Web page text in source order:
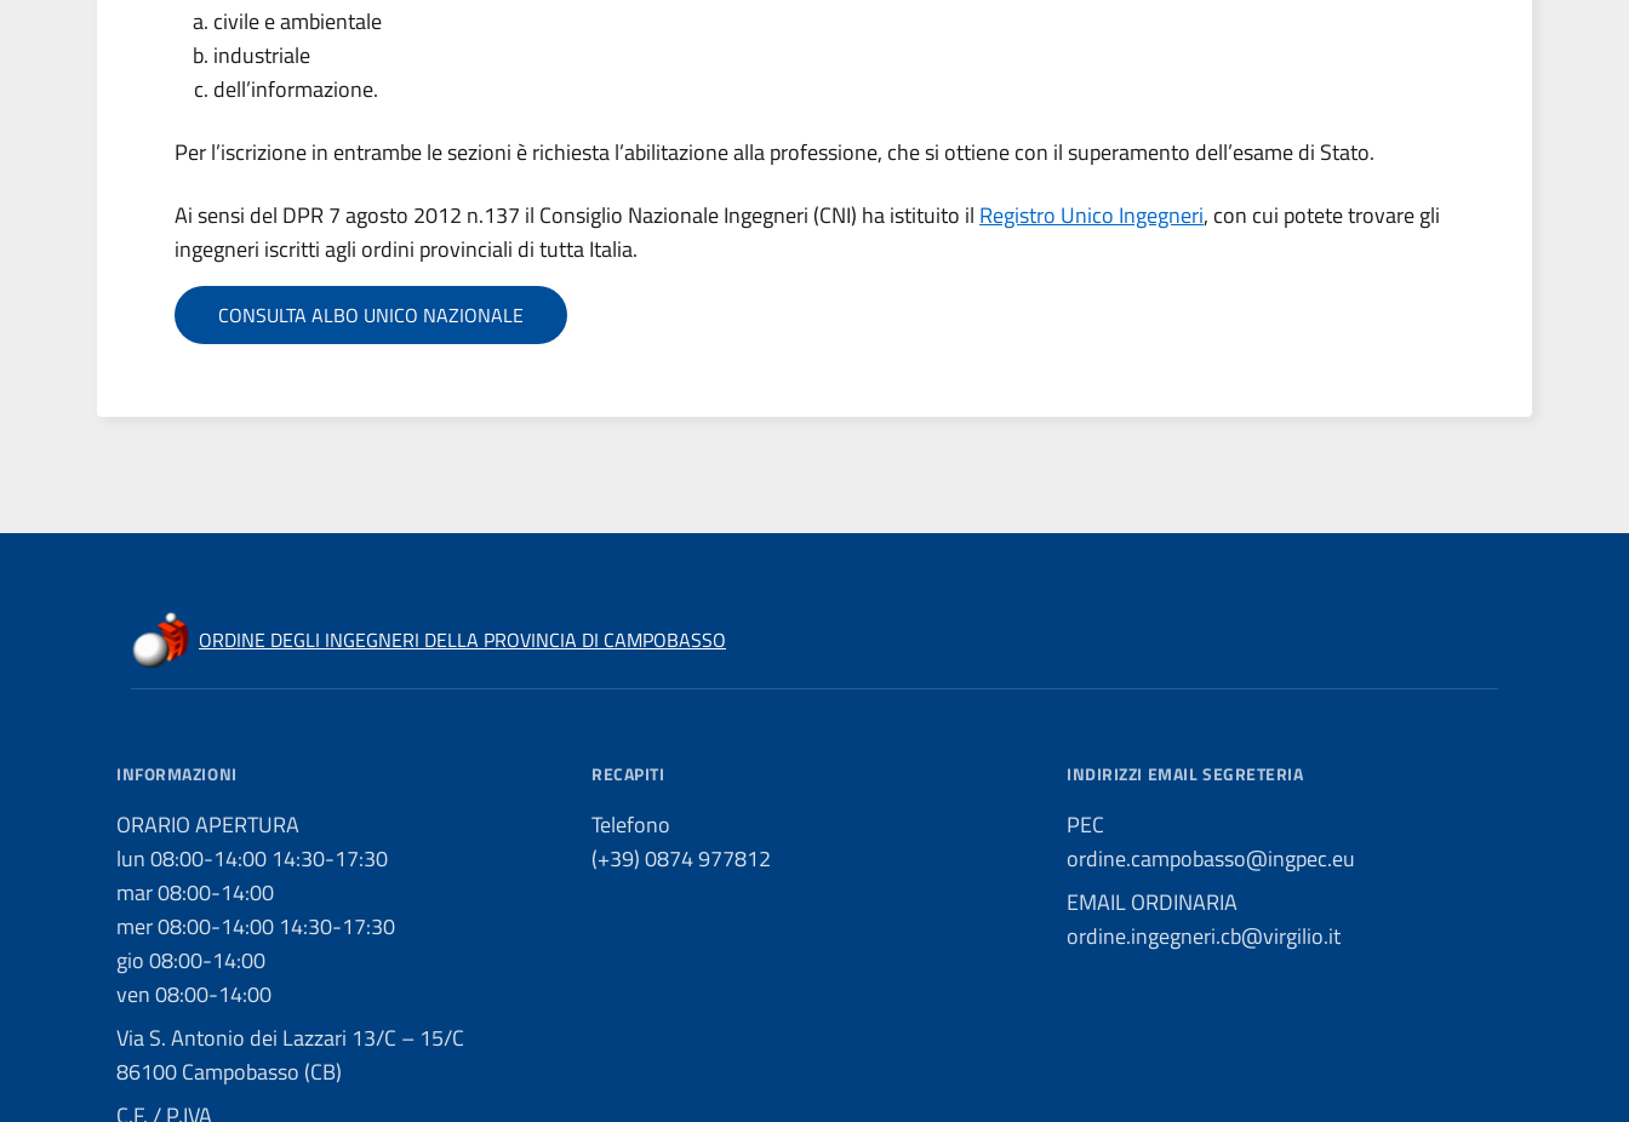
civile e ambientale
industriale
dell’informazione.
Per l’iscrizione in entrambe le sezioni è richiesta l’abilitazione alla professione, che si ottiene con il superamento dell’esame di Stato.
Ai sensi del DPR 7 agosto 2012 n.137 il Consiglio Nazionale Ingegneri (CNI) ha istituito il Registro Unico Ingegneri, con cui potete trovare gli
ingegneri iscritti agli ordini provinciali di tutta Italia.
CONSULTA ALBO UNICO NAZIONALE
ORDINE DEGLI INGEGNERI DELLA PROVINCIA DI CAMPOBASSO
INFORMAZIONI
ORARIO APERTURA
lun 08:00-14:00 14:30-17:30
mar 08:00-14:00
mer 08:00-14:00 14:30-17:30
gio 08:00-14:00
ven 08:00-14:00
Via S. Antonio dei Lazzari 13/C – 15/C
86100 Campobasso (CB)
C.F. / P.IVA
RECAPITI
Telefono
(+39) 0874 977812
INDIRIZZI EMAIL SEGRETERIA
PEC
ordine.campobasso@ingpec.eu
EMAIL ORDINARIA
ordine.ingegneri.cb@virgilio.it